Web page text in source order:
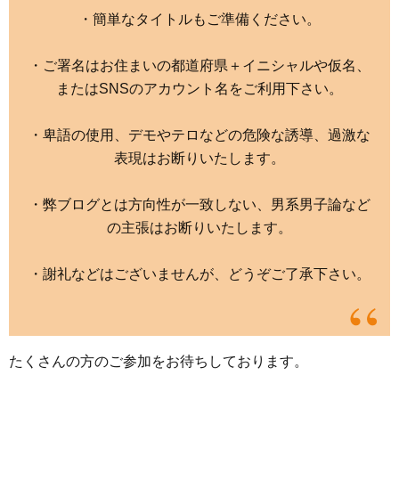
・簡単なタイトルもご準備ください。
・ご署名はお住まいの都道府県＋イニシャルや仮名、
またはSNSのアカウント名をご利用下さい。
・卑語の使用、デモやテロなどの危険な誘導、過激な
表現はお断りいたします。
・弊ブログとは方向性が一致しない、男系男子論など
の主張はお断りいたします。
・謝礼などはございませんが、どうぞご了承下さい。
たくさんの方のご参加をお待ちしております。